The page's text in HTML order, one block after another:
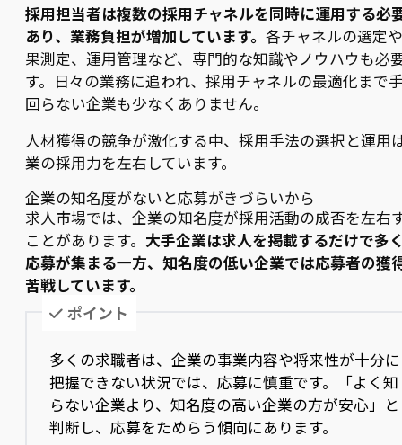
採用担当者は複数の採用チャネルを同時に運用する必
あり、業務負担が増加しています。 各チャネルの選定
果測定、運用管理など、専門的な知識やノウハウも必
す。日々の業務に追われ、採用チャネルの最適化まで
回らない企業も少なくありません。
人材獲得の競争が激化する中、採用手法の選択と運用
業の採用力を左右しています。
企業の知名度がないと応募がきづらいから
求人市場では、企業の知名度が採用活動の成否を左右
ことがあります。 大手企業は求人を掲載するだけで多
応募が集まる一方、知名度の低い企業では応募者の獲
苦戦しています。
ポイント
多くの求職者は、企業の事業内容や将来性が十分に
把握できない状況では、応募に慎重です。「よく知
らない企業より、知名度の高い企業の方が安心」と
判断し、応募をためらう傾向にあります。